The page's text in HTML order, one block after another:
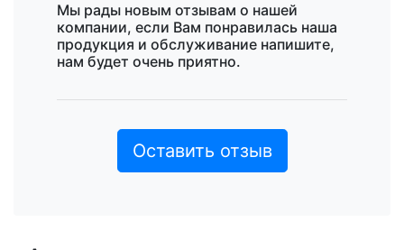
Мы рады новым отзывам о нашей
компании, если Вам понравилась наша
продукция и обслуживание напишите,
нам будет очень приятно.
Оставить отзыв